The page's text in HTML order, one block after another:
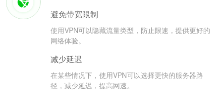
避免带宽限制
使用VPN可以隐藏流量类型，防止限速，提供更好的
网络体验。
减少延迟
在某些情况下，使用VPN可以选择更快的服务器路
径，减少延迟，提高网速。